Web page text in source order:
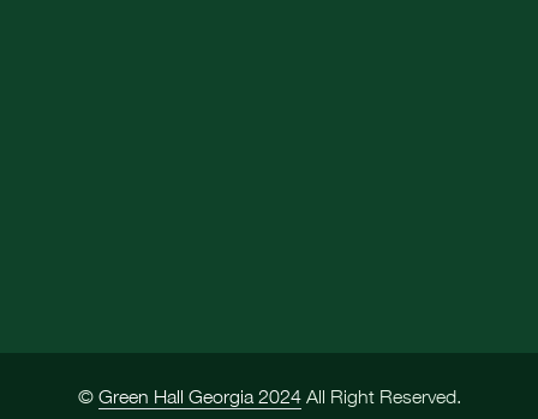
© Green Hall Georgia 2024All Right Reserved.